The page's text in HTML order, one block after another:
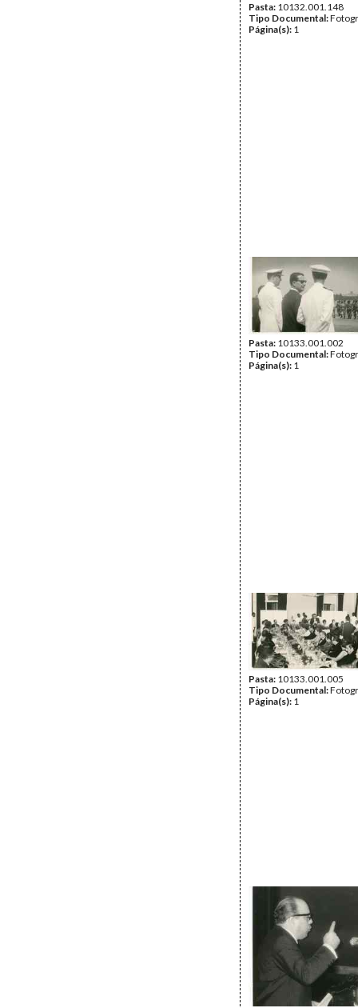
Pasta: 10132.001.148
Tipo Documental:
Página(s): 1
Pasta: 10133.001.002
Tipo Documental:
Página(s): 1
Pasta: 10133.001.005
Tipo Documental:
Página(s): 1